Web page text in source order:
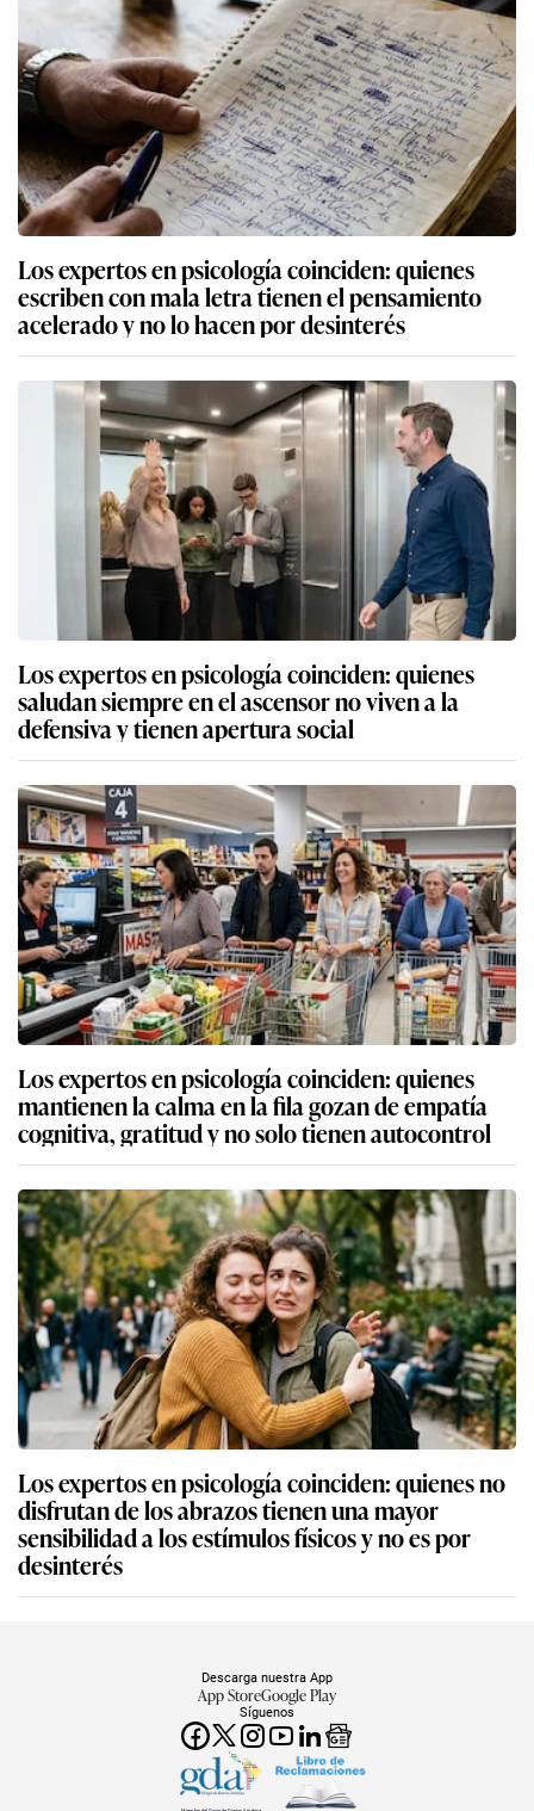
Los expertos en psicología coinciden: quienes
escriben con mala letra tienen el pensamiento
acelerado y no lo hacen por desinterés
Los expertos en psicología coinciden: quienes
saludan siempre en el ascensor no viven a la
defensiva y tienen apertura social
Los expertos en psicología coinciden: quienes
mantienen la calma en la fila gozan de empatía
cognitiva, gratitud y no solo tienen autocontrol
Los expertos en psicología coinciden: quienes no
disfrutan de los abrazos tienen una mayor
sensibilidad a los estímulos físicos y no es por
desinterés
Síguenos
Descarga nuestra App
App StoreGoogle Play